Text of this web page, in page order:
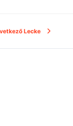
Lecke